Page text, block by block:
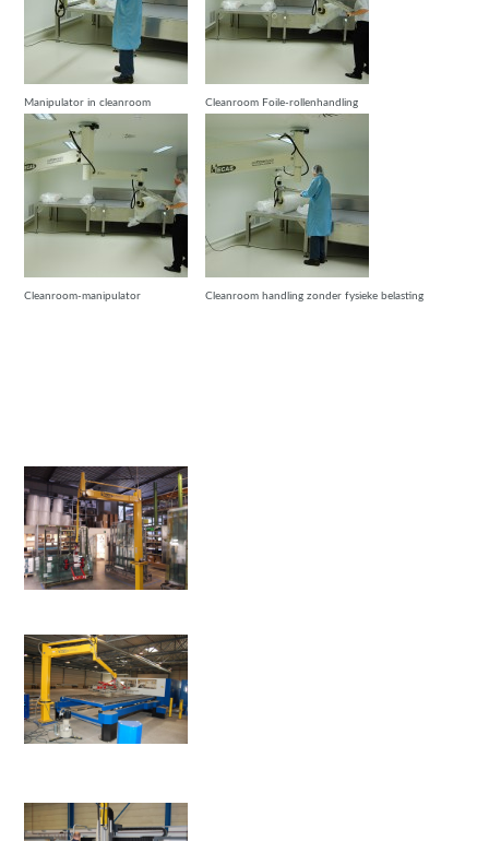
Manipulator in cleanroom Cleanroom Foile-rollenhandling
Cleanroom-manipulator Cleanroom handling zonder fysieke belasting